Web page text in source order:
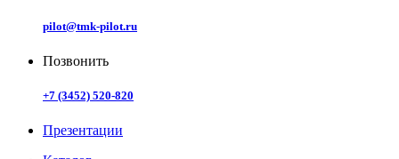
pilot@tmk-pilot.ru
Позвонить
+7 (3452) 520-820
Презентации